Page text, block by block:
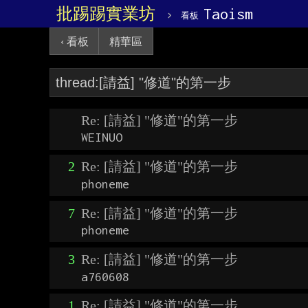
批踢踢實業坊 › 看板 Taoism
‹ 看板 精華區
Re: [請益] "修道"的第一步
WEINUO
2 Re: [請益] "修道"的第一步
phoneme
7 Re: [請益] "修道"的第一步
phoneme
3 Re: [請益] "修道"的第一步
a760608